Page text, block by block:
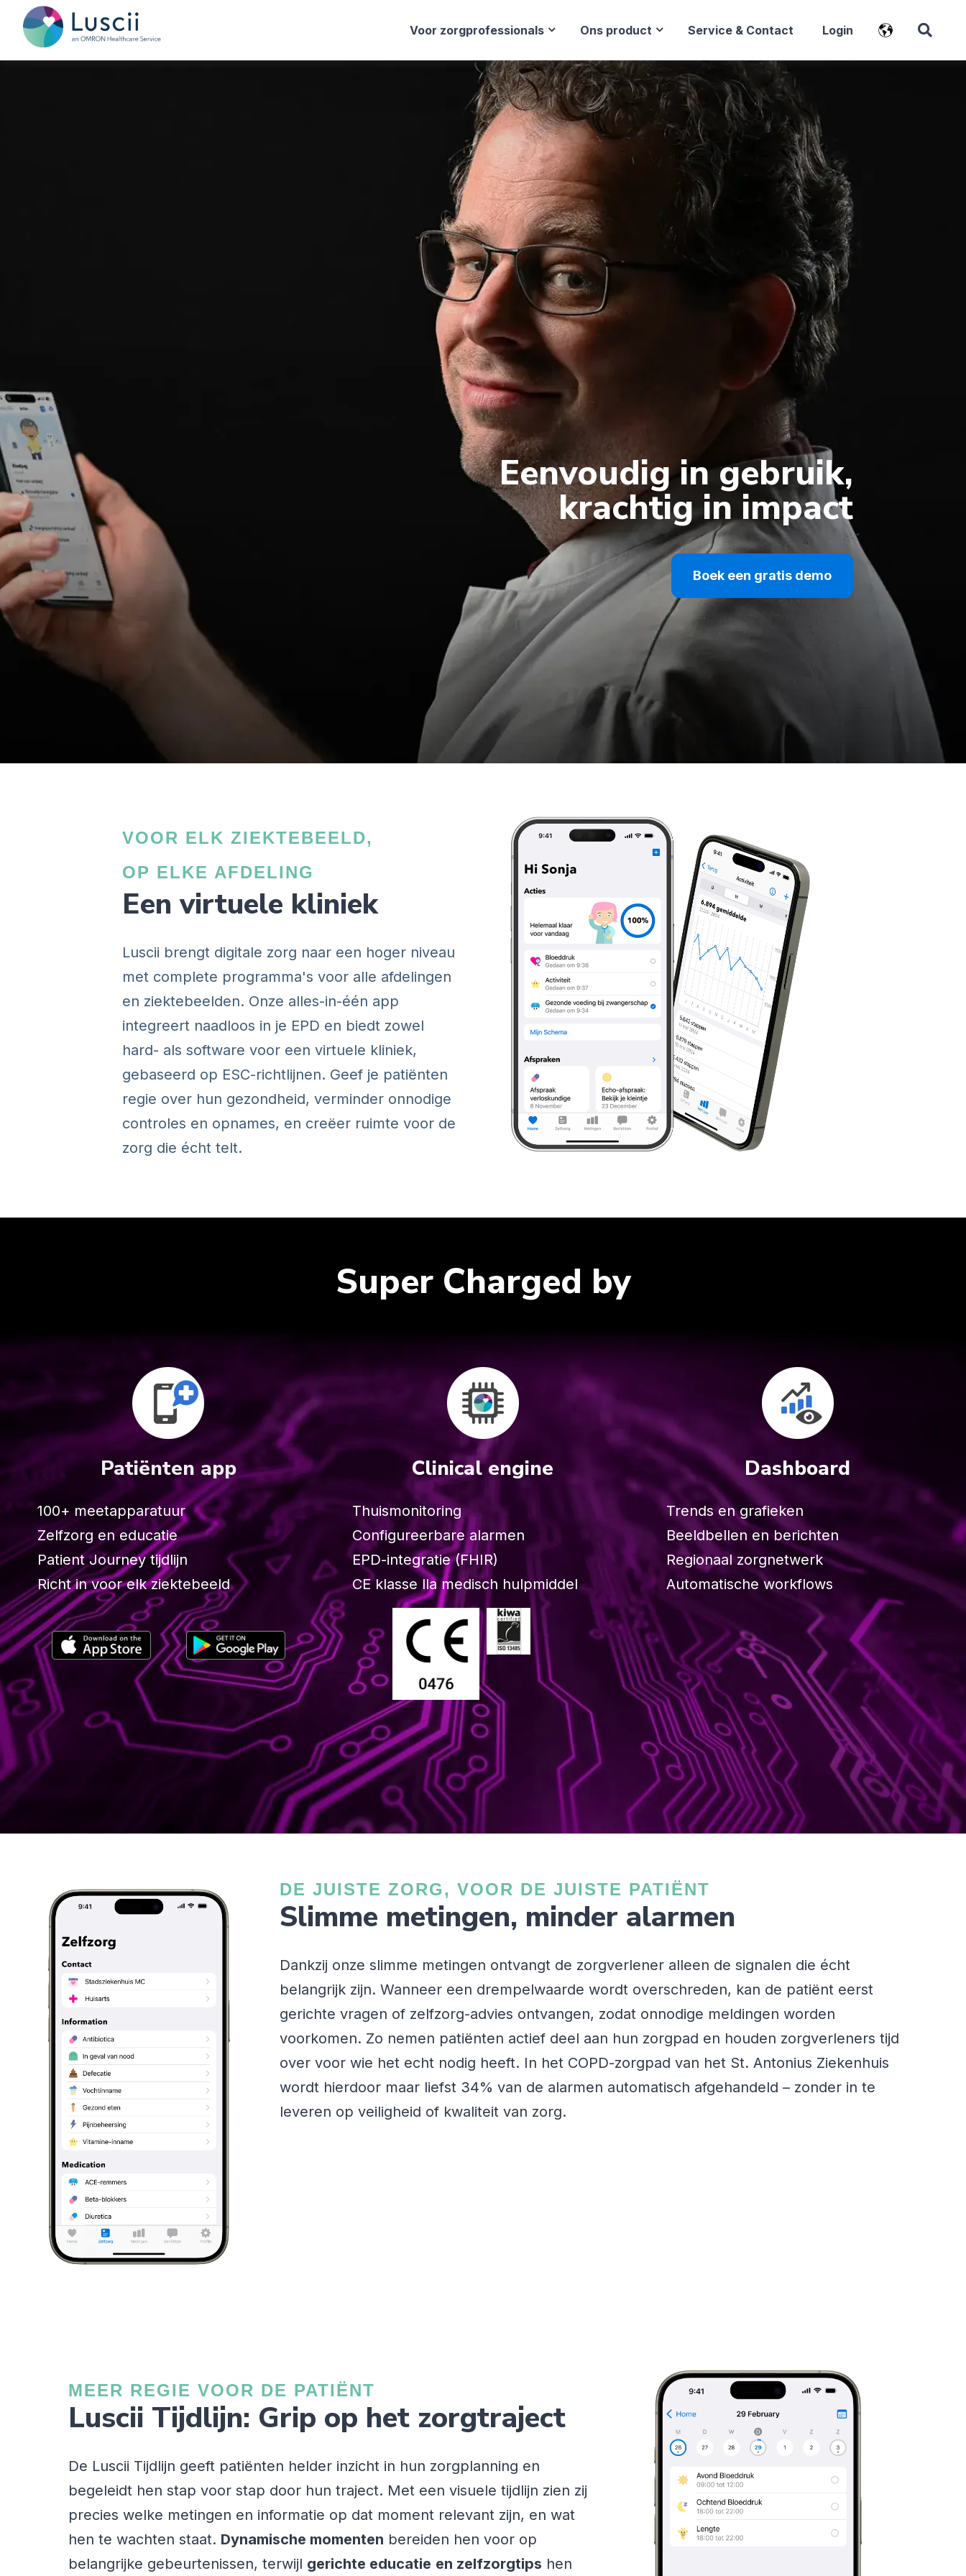
Voor zorgprofessionals Ons product Service & Contact Login
Eenvoudig in gebruik,
krachtig in impact
Boek een gratis demo
VOOR ELK ZIEKTEBEELD,
OP ELKE AFDELING
Een virtuele kliniek
Luscii brengt digitale zorg naar een hoger niveau
met complete programma's voor alle afdelingen
en ziektebeelden. Onze alles-in-één app
integreert naadloos in je EPD en biedt zowel
hard- als software voor een virtuele kliniek,
gebaseerd op ESC-richtlijnen. Geef je patiënten
regie over hun gezondheid, verminder onnodige
controles en opnames, en creëer ruimte voor de
zorg die écht telt.
Super Charged by
Patiënten app
100+ meetapparatuur
Zelfzorg en educatie
Patient Journey tijdlijn
Richt in voor elk ziektebeeld
Clinical engine
Thuismonitoring
Configureerbare alarmen
EPD-integratie (FHIR)
CE klasse lla medisch hulpmiddel
Dashboard
Trends en grafieken
Beeldbellen en berichten
Regionaal zorgnetwerk
Automatische workflows
DE JUISTE ZORG, VOOR DE JUISTE PATIËNT
Slimme metingen, minder alarmen
Dankzij onze slimme metingen ontvangt de zorgverlener alleen de signalen die écht
belangrijk zijn. Wanneer een drempelwaarde wordt overschreden, kan de patiënt eerst
gerichte vragen of zelfzorg-advies ontvangen, zodat onnodige meldingen worden
voorkomen. Zo nemen patiënten actief deel aan hun zorgpad en houden zorgverleners tijd
over voor wie het echt nodig heeft. In het COPD-zorgpad van het St. Antonius Ziekenhuis
wordt hierdoor maar liefst 34% van de alarmen automatisch afgehandeld – zonder in te
leveren op veiligheid of kwaliteit van zorg.
MEER REGIE VOOR DE PATIËNT
Luscii Tijdlijn: Grip op het zorgtraject
De Luscii Tijdlijn geeft patiënten helder inzicht in hun zorgplanning en
begeleidt hen stap voor stap door hun traject. Met een visuele tijdlijn zien zij
precies welke metingen en informatie op dat moment relevant zijn, en wat
hen te wachten staat. Dynamische momenten bereiden hen voor op
belangrijke gebeurtenissen, terwijl gerichte educatie en zelfzorgtips hen